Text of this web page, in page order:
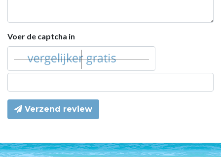
Voer de captcha in
Verzend review